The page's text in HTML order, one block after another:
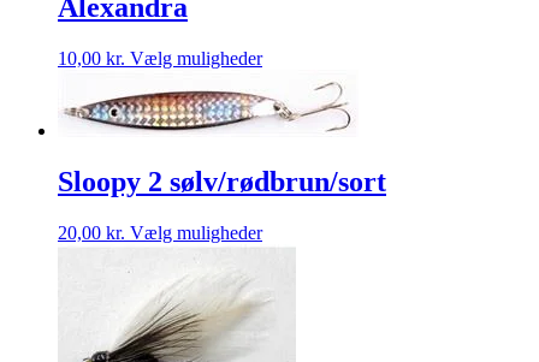
Alexandra
10,00 kr. Vælg mulighederDette
har
flere
kan
på
varesiden
Sloopy 2 sølv/rødbrun/sort
20,00 kr. Vælg mulighederDette
vare
flere